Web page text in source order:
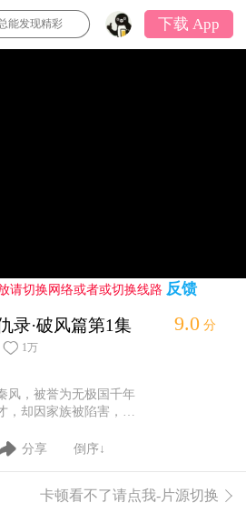
能发现精彩 下载 App
请切换网络或者或切换线路 反馈
录·破风篇第1集
1万
，被誉为无极国千年
，却因家族被陷害，被
到边缘地带小宗门里自
庇护他。其实所有人都
9.0 分
分享 倒序↓
卡顿看不了请点我-片源切换